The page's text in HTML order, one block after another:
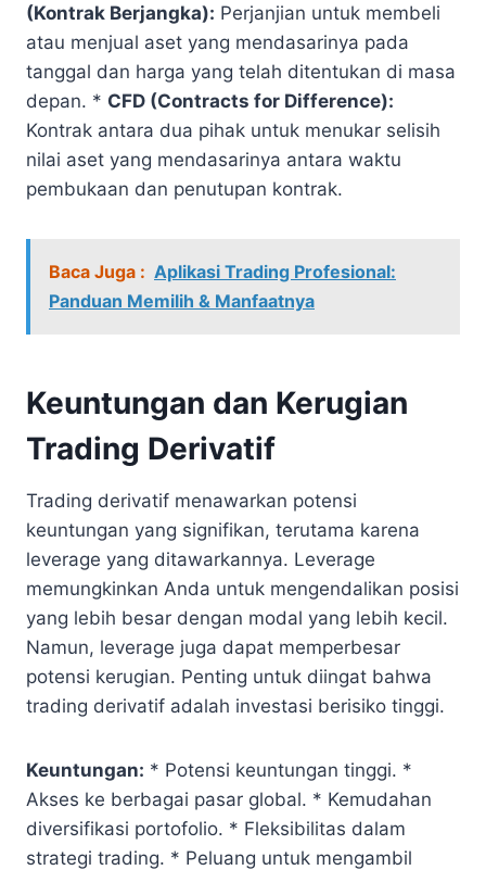
(Kontrak Berjangka): Perjanjian untuk membeli
atau menjual aset yang mendasarinya pada
tanggal dan harga yang telah ditentukan di masa
depan. * CFD (Contracts for Difference):
Kontrak antara dua pihak untuk menukar selisih
nilai aset yang mendasarinya antara waktu
pembukaan dan penutupan kontrak.
Baca Juga : Aplikasi Trading Profesional:
Panduan Memilih & Manfaatnya
Keuntungan dan Kerugian
Trading Derivatif
Trading derivatif menawarkan potensi
keuntungan yang signifikan, terutama karena
leverage yang ditawarkannya. Leverage
memungkinkan Anda untuk mengendalikan posisi
yang lebih besar dengan modal yang lebih kecil.
Namun, leverage juga dapat memperbesar
potensi kerugian. Penting untuk diingat bahwa
trading derivatif adalah investasi berisiko tinggi.
Keuntungan: * Potensi keuntungan tinggi. *
Akses ke berbagai pasar global. * Kemudahan
diversifikasi portofolio. * Fleksibilitas dalam
strategi trading. * Peluang untuk mengambil